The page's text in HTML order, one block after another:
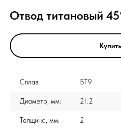
Отвод титановый
Купить
Сплав: ВТ9
Диаметр, мм: 21.2
Толщина, мм: 2